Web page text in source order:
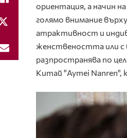
ориентация, а начин
голямо внимание
атрактивност и
женствеността или с
разпространява по
Китай "Aymei Nanren",